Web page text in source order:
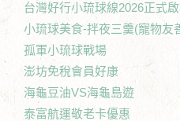
台灣好行小琉球線2026正式
小琉球美食-拌夜三羹(寵物友
孤軍小琉球戰場
澎坊免稅會員好康
海龜豆油VS海龜島遊
泰富航運敬老卡優惠